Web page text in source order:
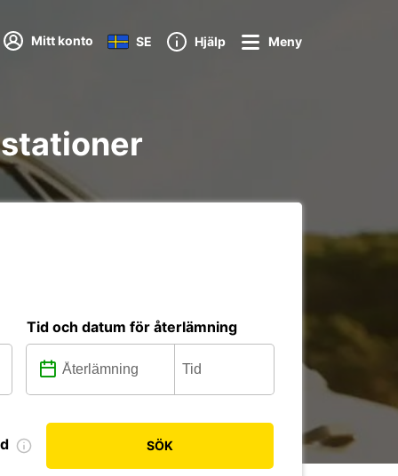
Mitt konto SE Hjälp Meny
Tid och datum för återlämning
SÖK